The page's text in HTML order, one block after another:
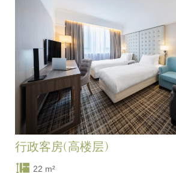
行政客房(高楼层)
22 m²